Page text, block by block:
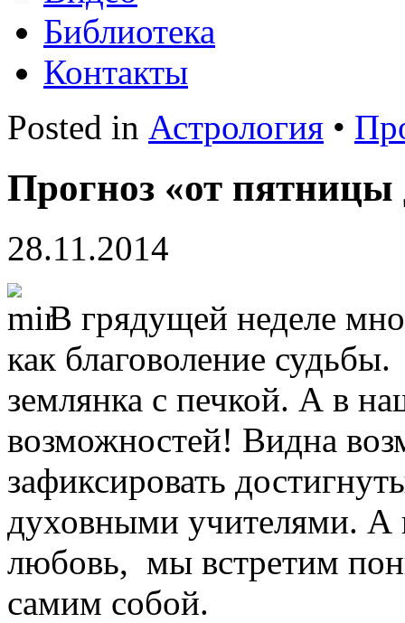
Библиотека
Контакты
Posted in Астрология •
Прогноз «от пятницы
28.11.2014
В грядущей неделе
как благоволение
землянка с печкой. А в
возможностей! Видна
зафиксировать
духовными учителями. А
любовь, мы встретим
самим собой.